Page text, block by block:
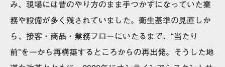
み、現場には昔のやり方のまま手つかずになっていた業
務や設備が多く残されていました。 衛生基準の見直しか
ら、接客・商品・業務フローにいたるまで、“当たり
前”を一から再構築するところからの再出発。そうした地